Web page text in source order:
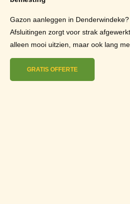
Gazon aanleggen in
Afsluitingen zorgt voor strak
alleen mooi uitzien, maar ook lang
GRATIS OFFERTE